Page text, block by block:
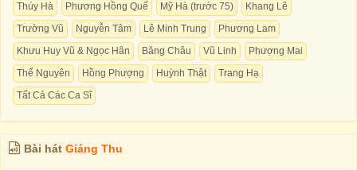
Thúy Hà
Phương Hồng Quế Mỹ Hà (trước 75)
Khang Lê
Trường Vũ
Nguyễn Tâm Lê Minh Trung
Phương Lam
Khưu Huy Vũ & Ngọc Hân
Băng Châu Vũ Linh
Phượng Mai
Thế Nguyên
Hồng Phượng Huỳnh Thật
Trang Hạ
Tất Cả Các Ca Sĩ
Bài hát Giáng Thu